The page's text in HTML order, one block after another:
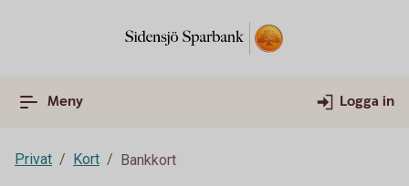
Meny Logga in
Privat Kort Bankkort